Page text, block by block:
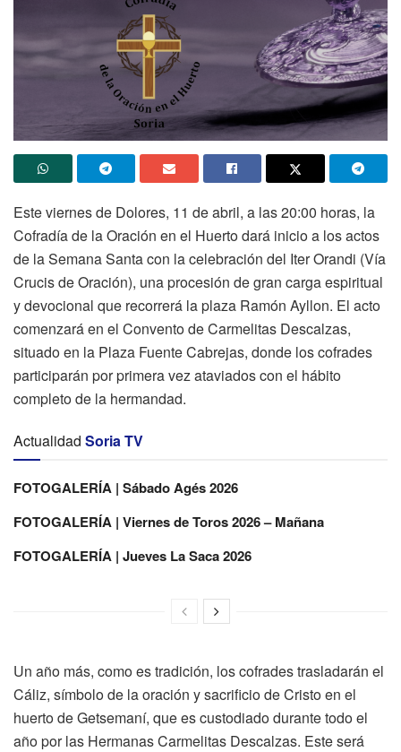
Este viernes de Dolores, 11 de abril, a las 20:00 horas, la
Cofradía de la Oración en el Huerto dará inicio a los actos
de la Semana Santa con la celebración del Iter Orandi (Vía
Crucis de Oración), una procesión de gran carga espiritual
y devocional que recorrerá la plaza Ramón Ayllon. El acto
comenzará en el Convento de Carmelitas Descalzas,
situado en la Plaza Fuente Cabrejas, donde los cofrades
participarán por primera vez ataviados con el hábito
completo de la hermandad.
Actualidad Soria TV
FOTOGALERÍA | Sábado Agés 2026
FOTOGALERÍA | Viernes de Toros 2026 – Mañana
FOTOGALERÍA | Jueves La Saca 2026
Un año más, como es tradición, los cofrades trasladarán el
Cáliz, símbolo de la oración y sacrificio de Cristo en el
huerto de Getsemaní, que es custodiado durante todo el
año por las Hermanas Carmelitas Descalzas. Este será